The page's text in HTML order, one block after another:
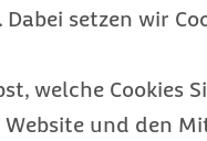
setzen wir
welche Cookies
und den
wird. Im
Steh-
sind keine